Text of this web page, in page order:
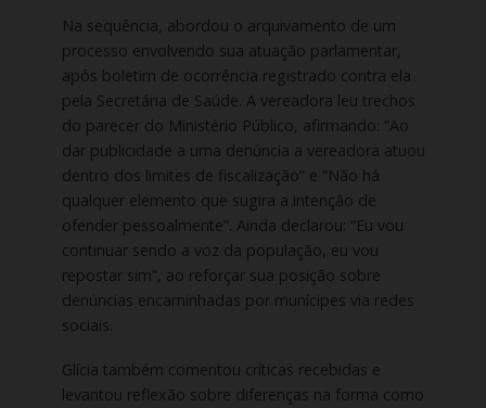
Na sequência, abordou o arquivamento de um
processo envolvendo sua atuação parlamentar,
após boletim de ocorrência registrado contra ela
pela Secretária de Saúde. A vereadora leu trechos
do parecer do Ministério Público, afirmando: “Ao
dar publicidade a uma denúncia a vereadora atuou
dentro dos limites de fiscalização” e “Não há
qualquer elemento que sugira a intenção de
ofender pessoalmente”. Ainda declarou: “Eu vou
continuar sendo a voz da população, eu vou
repostar sim”, ao reforçar sua posição sobre
denúncias encaminhadas por munícipes via redes
sociais.
Glícia também comentou críticas recebidas e
levantou reflexão sobre diferenças na forma como